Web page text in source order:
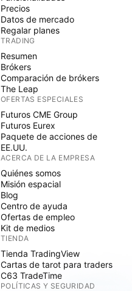
Precios
Datos de mercado
Regalar planes
TRADING
Resumen
Brókers
Comparación de brókers
The Leap
OFERTAS ESPECIALES
Futuros CME Group
Futuros Eurex
Paquete de acciones de
EE.UU.
ACERCA DE LA EMPRESA
Quiénes somos
Misión espacial
Blog
Centro de ayuda
Ofertas de empleo
Kit de medios
TIENDA
Tienda TradingView
Cartas de tarot para traders
C63 TradeTime
POLÍTICAS Y SEGURIDAD